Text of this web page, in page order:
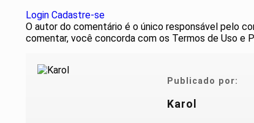
Login Cadastre-se
O autor do comentário é o único responsável pelo
comentar, você concorda com os Termos de Uso e
Publicado por:
Karol